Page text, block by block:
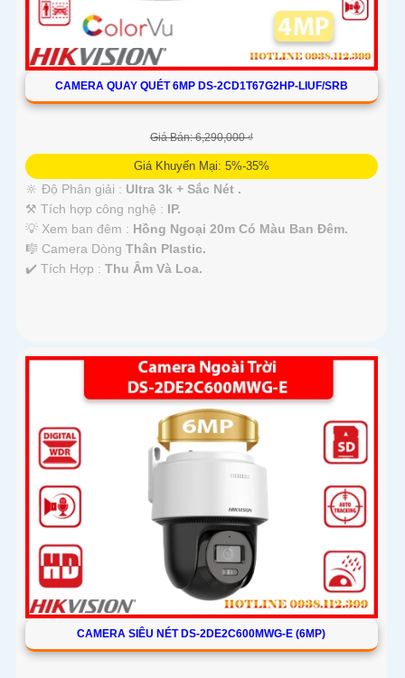
CAMERA QUAY QUÉT 6MP DS-2CD1T67G2HP-LIUF/SRB
Giá Bán: 6,290,000 ₫
Giá Khuyến Mại: 5%-35%
🔆 Độ Phân giải : Ultra 3k + Sắc Nét .
⚒ Tích hợp công nghệ : IP.
💡 Xem ban đêm : Hồng Ngoại 20m Có Màu Ban Ðêm.
🎼️ Camera Dòng Thân Plastic.
️✔️ Tích Hợp : Thu Âm Và Loa.
CAMERA SIÊU NÉT DS-2DE2C600MWG-E (6MP)